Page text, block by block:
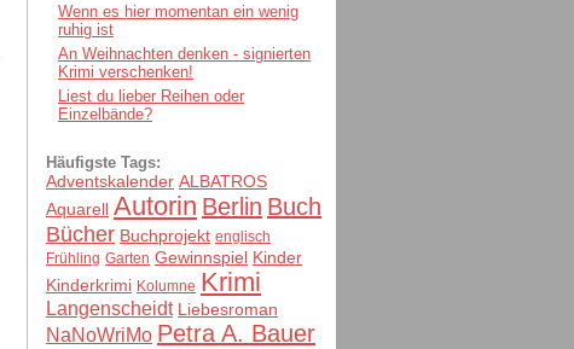
Wenn es hier momentan ein wenig
ruhig ist
An Weihnachten denken - signierten
Krimi verschenken!
Liest du lieber Reihen oder
Einzelbände?
Häufigste Tags:
Adventskalender ALBATROS
Aquarell Autorin Berlin Buch
Bücher Buchprojekt englisch
Frühling Garten Gewinnspiel Kinder
Kinderkrimi Kolumne Krimi
Langenscheidt Liebesroman
NaNoWriMo Petra A. Bauer